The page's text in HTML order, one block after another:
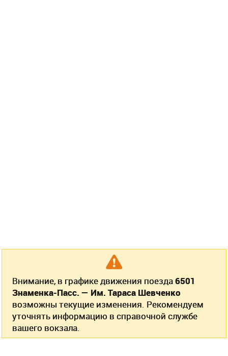
Внимание, в графике движения поезда6501
Знаменка-Пасс. — Им. Тараса Шевченко
возможны текущие изменения. Рекомендуем
уточнять информацию в справочной службе
вашего вокзала.